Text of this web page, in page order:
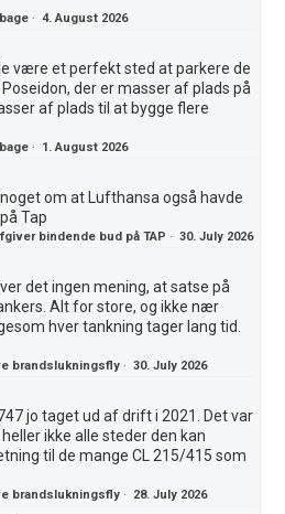
·4. August 2026
være et perfekt sted at parkere de
der er masser af plads på
af plads til at bygge flere
· 1. August 2026
om at Lufthansa også havde
Tap
bindende bud på TAP ·30. July 2026
det ingen mening, at satse på
Alt for store, og ikke nær
hver tankning tager lang tid.
brandslukningsfly ·30. July 2026
jo taget ud af drift i 2021. Det var
ikke alle steder den kan
til de mange CL 215/415 som
brandslukningsfly · 28. July 2026